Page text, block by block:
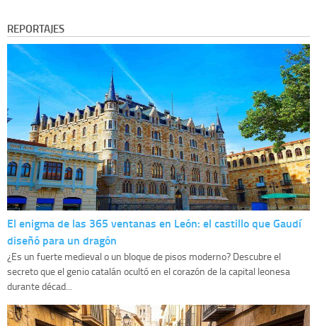
REPORTAJES
El enigma de las 365 ventanas en León: el castillo que Gaudí
diseñó para un dragón
¿Es un fuerte medieval o un bloque de pisos moderno? Descubre el
secreto que el genio catalán ocultó en el corazón de la capital leonesa
durante décad...